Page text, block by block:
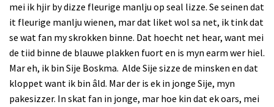
mei ik hjir by dizze fleurige manlju op seal lizze. Se seinen dat
it fleurige manlju wienen, mar dat liket wol sa net, ik tink dat
se wat fan my skrokken binne. Dat hoecht net hear, want mei
de tiid binne de blauwe plakken fuort en is myn earm wer hiel.
Mar eh, ik bin Sije Boskma. Alde Sije sizze de minsken en dat
kloppet want ik bin âld. Mar der is ek in jonge Sije, myn
pakesizzer. In skat fan in jonge, mar hoe kin dat ek oars, mei